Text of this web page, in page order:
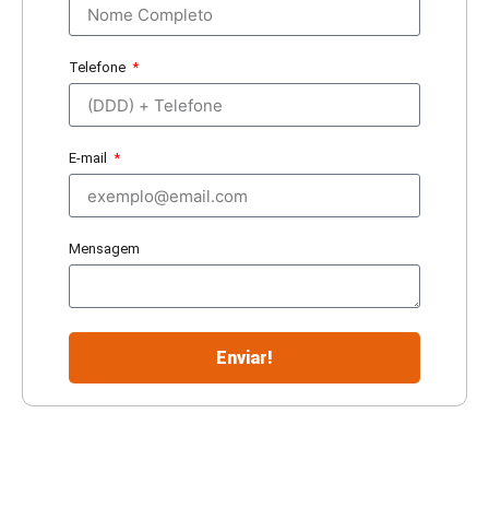
Telefone
E-mail
Mensagem
Enviar!